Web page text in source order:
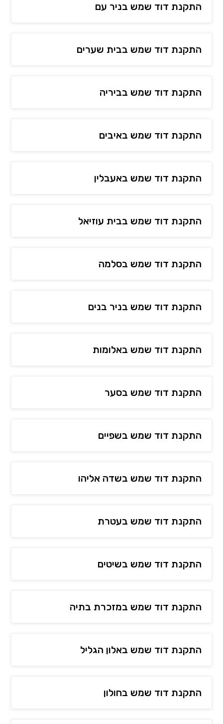
התקנת דוד שמש בניר עם
התקנת דוד שמש בבית שערים
התקנת דוד שמש בביריה
התקנת דוד שמש באיבים
התקנת דוד שמש באעבלין
התקנת דוד שמש בבית עוזיאל
התקנת דוד שמש בסלמה
התקנת דוד שמש בניר בנים
התקנת דוד שמש באלומות
התקנת דוד שמש בסער
התקנת דוד שמש בשפיים
התקנת דוד שמש בשדה אליהו
התקנת דוד שמש בעטרת
התקנת דוד שמש בשיטים
התקנת דוד שמש במזכרת בתיה
התקנת דוד שמש באלון הגליל
התקנת דוד שמש בחולון